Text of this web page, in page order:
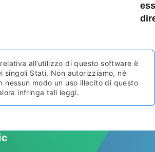
all’utilizzo di questo software è
singoli Stati. Non autorizziamo, né
nessun modo un uso illecito di questo
infringa tali leggi.